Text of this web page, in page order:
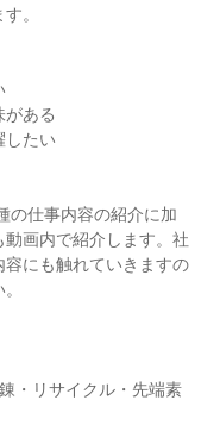
。
がある
したい
の仕事内容の紹介に加
画内で紹介します。社
にも触れていきますの
・リサイクル・先端素